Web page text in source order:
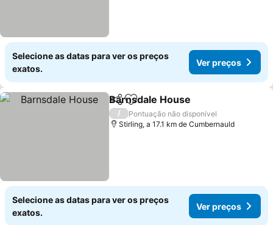
Selecione as datas para ver os preços
exatos.
Ver preços
PartilharAdicionar aos favoritos
Barnsdale House
/
Pontuação não disponível
Stirling, a 17.1 km de Cumbernauld
Selecione as datas para ver os preços
exatos.
Ver preços